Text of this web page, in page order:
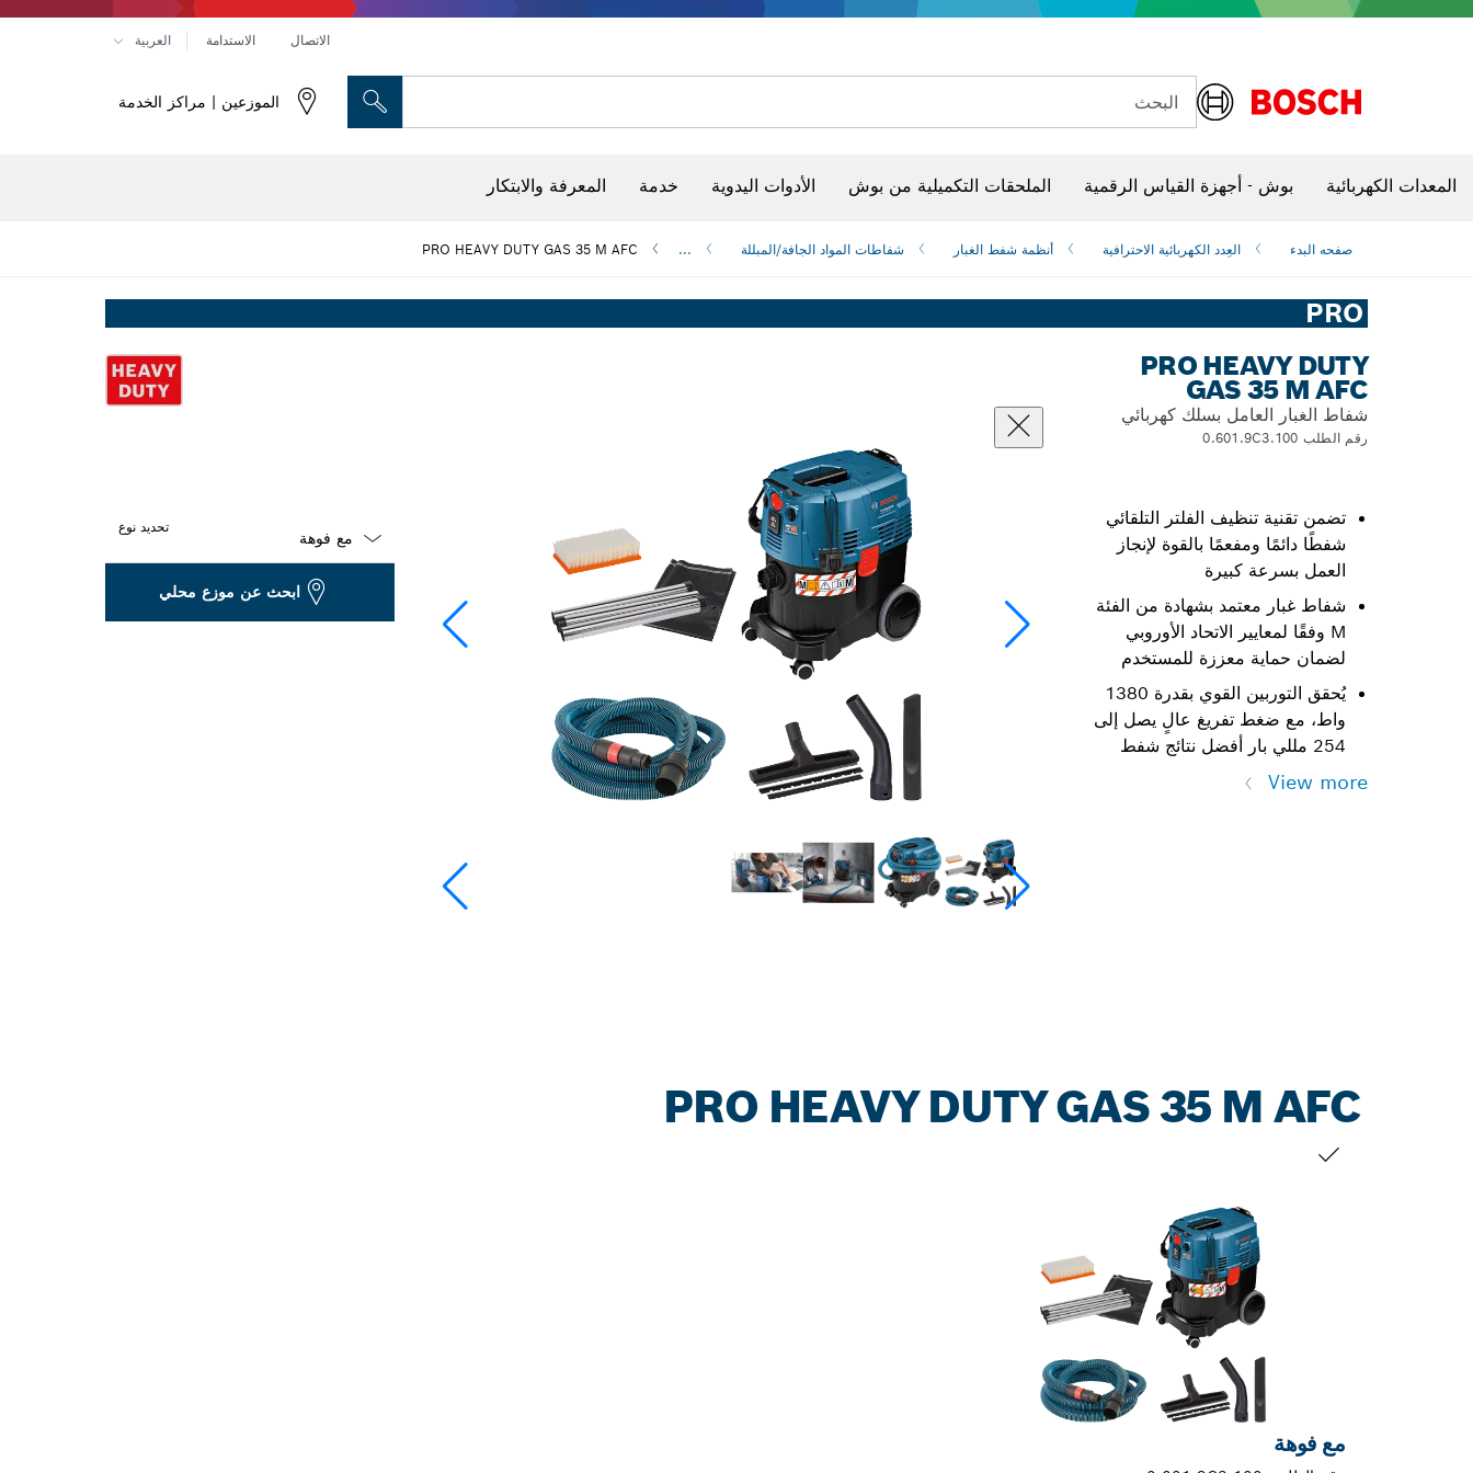
الاتصال الاستدامة العربية
البحث الموزعين | مراكز الخدمة
المعدات الكهربائية بوش - أجهزة القياس الرقمية الملحقات التكميلية من بوش الأدوات اليدوية خدمة المعرفة والابتكار
صفحه البدء العِدد الكهربائية الاحترافية أنظمة شفط الغبار شفاطات المواد الجافة/المبللة ...
PRO HEAVY DUTY GAS 35 M AFC
PRO
PRO HEAVY DUTY
GAS 35 M AFC
شفاط الغبار العامل بسلك كهربائي
رقم الطلب 0.601.9C3.100
تضمن تقنية تنظيف الفلتر التلقائي
شفطًا دائمًا ومفعمًا بالقوة لإنجاز
العمل بسرعة كبيرة
شفاط غبار معتمد بشهادة من الفئة
M وفقًا لمعايير الاتحاد الأوروبي
لضمان حماية معززة للمستخدم
يُحقق التوربين القوي بقدرة 1380
واط، مع ضغط تفريغ عالٍ يصل إلى
254 مللي بار أفضل نتائج شفط
View more
تحديد نوع
Dropdown
ابحث عن موزع محلي
PRO HEAVY DUTY GAS 35 M AFC
مع فوهة